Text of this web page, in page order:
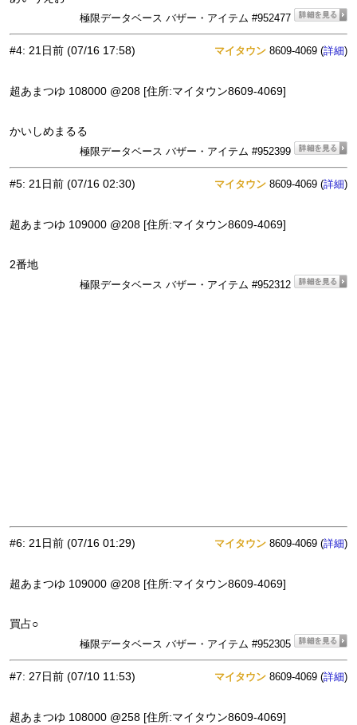
極限データベース バザー・アイテム #952477
#4: 21日前 (07/16 17:58) マイタウン 8609-4069 (詳細)
超あまつゆ 108000 @208 [住所:マイタウン8609-4069]
かいしめまるる
極限データベース バザー・アイテム #952399
#5: 21日前 (07/16 02:30) マイタウン 8609-4069 (詳細)
超あまつゆ 109000 @208 [住所:マイタウン8609-4069]
2番地
極限データベース バザー・アイテム #952312
#6: 21日前 (07/16 01:29) マイタウン 8609-4069 (詳細)
超あまつゆ 109000 @208 [住所:マイタウン8609-4069]
買占○
極限データベース バザー・アイテム #952305
#7: 27日前 (07/10 11:53) マイタウン 8609-4069 (詳細)
超あまつゆ 108000 @258 [住所:マイタウン8609-4069]